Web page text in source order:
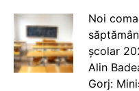
Noi
școlar
Alin
Gorj: